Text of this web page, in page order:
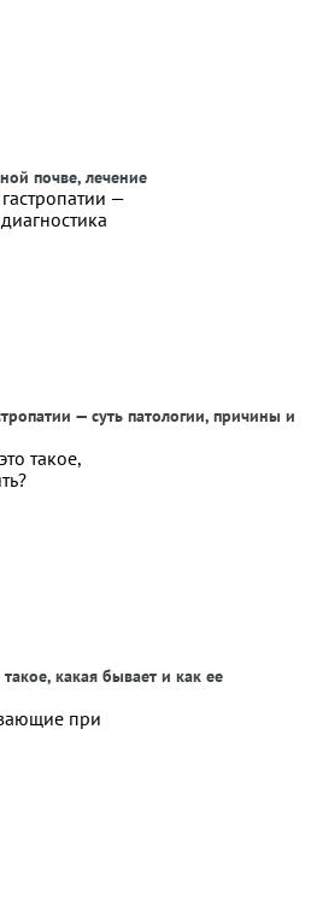
почве, лечение
— суть патологии, причины и
какая бывает и как ее